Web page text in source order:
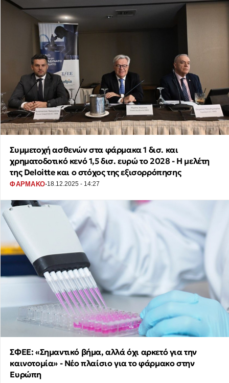
Συμμετοχή ασθενών στα φάρμακα 1 δισ. και
χρηματοδοτικό κενό 1,5 δισ. ευρώ το 2028 - Η μελέτη
της Deloitte και ο στόχος της εξισορρόπησης
ΦΑΡΜΑΚΟ·18.12.2025 - 14:27
ΣΦΕΕ: «Σημαντικό βήμα, αλλά όχι αρκετό για την
καινοτομία» - Νέο πλαίσιο για το φάρμακο στην
Ευρώπη